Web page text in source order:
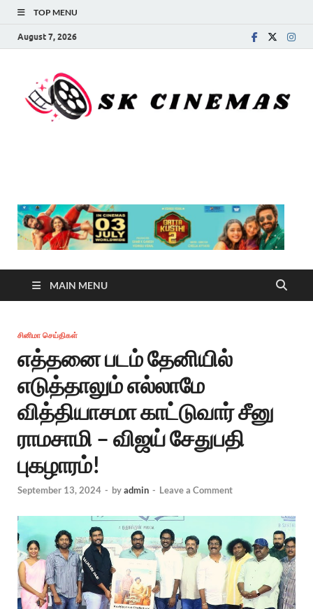
TOP MENU
August 7, 2026
MAIN MENU
சினிமா செய்திகள்
எத்தனை படம் தேனியில்
எடுத்தாலும் எல்லாமே
வித்தியாசமா காட்டுவார் சீனு
ராமசாமி – விஜய் சேதுபதி
புகழாரம்!
September 13, 2024 - byadmin - Leave a Comment